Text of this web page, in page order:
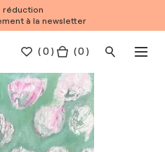
réduction
à la newsletter
(0 ) ( 0 )